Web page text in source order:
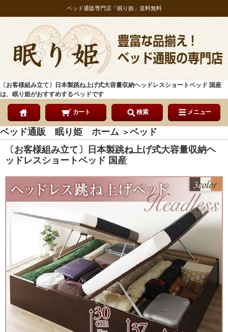
ベッド通販専門店「眠り姫」送料無料
〔お客様組み立て〕日本製跳ね上げ式大容量収納ヘッドレスショートベッド 国産
は、眠り姫がおすすめするベッドです
カート 検索 メニュー
ベッド通販 眠り姫 ホーム ＞ベッド
〔お客様組み立て〕日本製跳ね上げ式大容量収納ヘ
ッドレスショートベッド 国産